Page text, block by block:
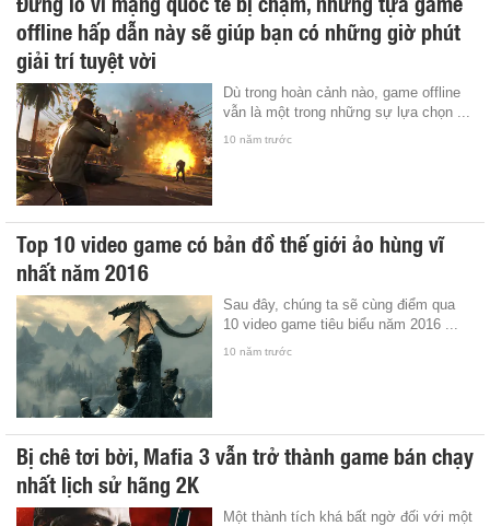
offline hấp dẫn này sẽ giúp bạn có những giờ phút
giải trí tuyệt vời
Dù trong hoàn cảnh nào, game offline
vẫn là một trong những sự lựa chọn ...
10 năm trước
Top 10 video game có bản đồ thế giới ảo hùng vĩ
nhất năm 2016
Sau đây, chúng ta sẽ cùng điểm qua
10 video game tiêu biểu năm 2016 ...
10 năm trước
Bị chê tơi bời, Mafia 3 vẫn trở thành game bán chạy
nhất lịch sử hãng 2K
Một thành tích khá bất ngờ đối với một